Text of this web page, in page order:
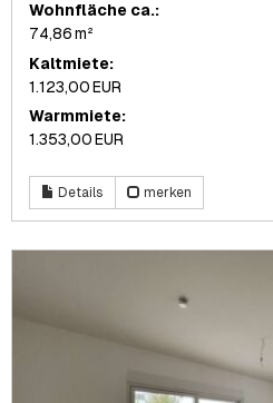
Wohnfläche ca.:
74,86 m²
Kaltmiete:
1.123,00 EUR
Warmmiete:
1.353,00 EUR
Details merken